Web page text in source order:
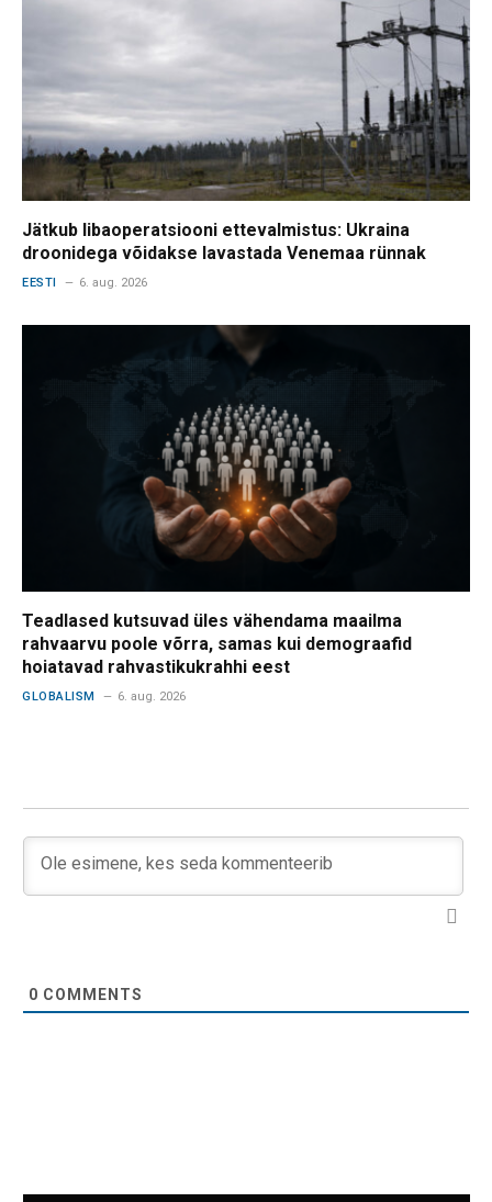
Jätkub libaoperatsiooni ettevalmistus: Ukraina
droonidega võidakse lavastada Venemaa rünnak
EESTI 6. aug. 2026
Teadlased kutsuvad üles vähendama maailma
rahvaarvu poole võrra, samas kui demograafid
hoiatavad rahvastikukrahhi eest
GLOBALISM 6. aug. 2026
0 COMMENTS